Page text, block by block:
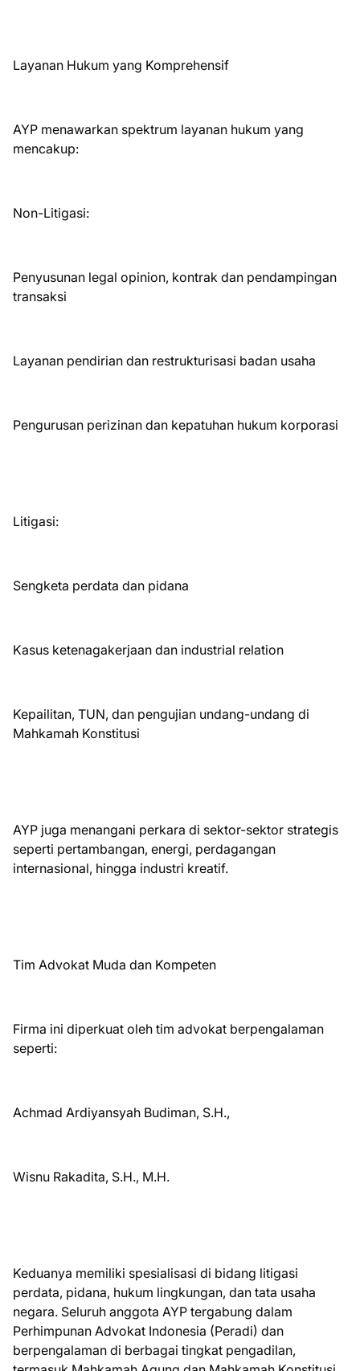
Layanan Hukum yang Komprehensif
AYP menawarkan spektrum layanan hukum yang
mencakup:
Non-Litigasi:
Penyusunan legal opinion, kontrak dan pendampingan
transaksi
Layanan pendirian dan restrukturisasi badan usaha
Pengurusan perizinan dan kepatuhan hukum korporasi
Litigasi:
Sengketa perdata dan pidana
Kasus ketenagakerjaan dan industrial relation
Kepailitan, TUN, dan pengujian undang-undang di
Mahkamah Konstitusi
AYP juga menangani perkara di sektor-sektor strategis
seperti pertambangan, energi, perdagangan
internasional, hingga industri kreatif.
Tim Advokat Muda dan Kompeten
Firma ini diperkuat oleh tim advokat berpengalaman
seperti:
Achmad Ardiyansyah Budiman, S.H.,
Wisnu Rakadita, S.H., M.H.
Keduanya memiliki spesialisasi di bidang litigasi
perdata, pidana, hukum lingkungan, dan tata usaha
negara. Seluruh anggota AYP tergabung dalam
Perhimpunan Advokat Indonesia (Peradi) dan
berpengalaman di berbagai tingkat pengadilan,